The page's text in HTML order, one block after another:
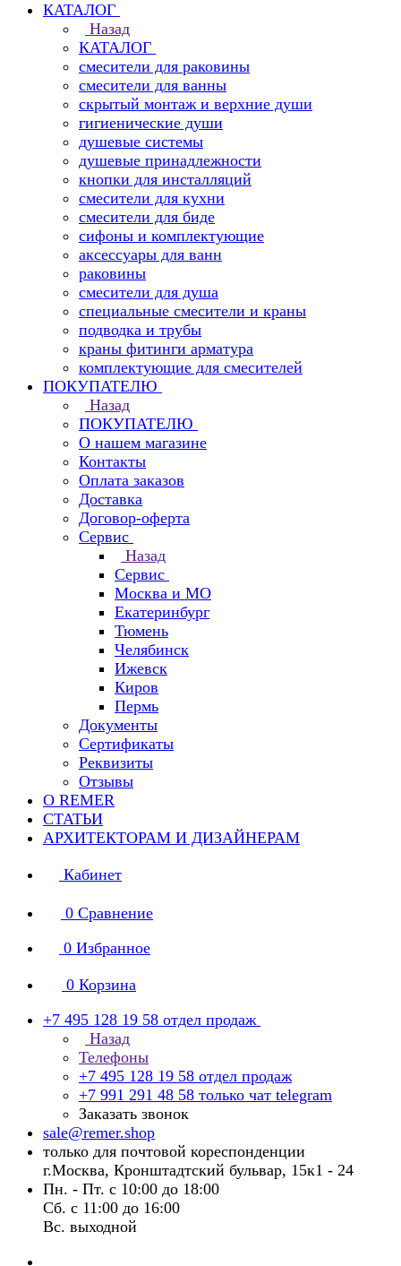
КАТАЛОГ
Назад
КАТАЛОГ
смесители для раковины
смесители для ванны
скрытый монтаж и верхние души
гигиенические души
душевые системы
душевые принадлежности
кнопки для инсталляций
смесители для кухни
смесители для биде
сифоны и комплектующие
аксессуары для ванн
раковины
смесители для душа
специальные смесители и краны
подводка и трубы
краны фитинги арматура
комплектующие для смесителей
ПОКУПАТЕЛЮ
Назад
ПОКУПАТЕЛЮ
О нашем магазине
Контакты
Оплата заказов
Доставка
Договор-оферта
Сервис
Назад
Сервис
Москва и МО
Екатеринбург
Тюмень
Челябинск
Ижевск
Киров
Пермь
Документы
Сертификаты
Реквизиты
Отзывы
О REMER
СТАТЬИ
АРХИТЕКТОРАМ И ДИЗАЙНЕРАМ
Кабинет
0 Сравнение
0 Избранное
0 Корзина
+7 495 128 19 58 отдел продаж
Назад
Телефоны
+7 495 128 19 58 отдел продаж
+7 991 291 48 58 только чат telegram
Заказать звонок
sale@remer.shop
только для почтовой кореспонденции
г.Москва, Кронштадтский бульвар, 15к1 - 24
Пн. - Пт. с 10:00 до 18:00
Сб. с 11:00 до 16:00
Вс. выходной